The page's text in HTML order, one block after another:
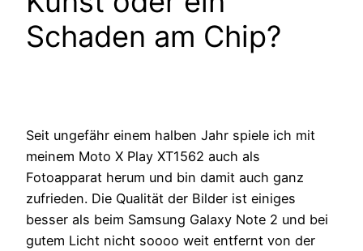
Schaden am Chip?
Seit ungefähr einem halben Jahr spiele ich mit
meinem Moto X Play XT1562 auch als
Fotoapparat herum und bin damit auch ganz
zufrieden. Die Qualität der Bilder ist einiges
besser als beim Samsung Galaxy Note 2 und bei
gutem Licht nicht soooo weit entfernt von der